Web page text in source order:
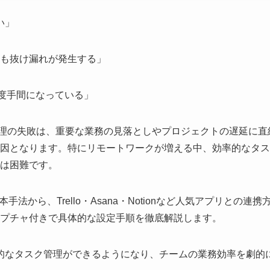
抜け漏れが発生する」
間になっている」
失敗は、重要な業務の見落としやプロジェクトの遅延に直
となります。特にリモートワークが増える中、効率的なタス
困難です。
手法から、Trello・Asana・Notionなど人気アプリとの連携
チャ付きで具体的な設定手順を徹底解説します。
タスク管理ができるようになり、チームの業務効率を劇的